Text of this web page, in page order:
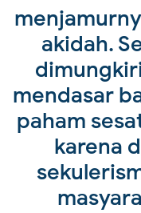
akidah.
mendasar
paham
karena